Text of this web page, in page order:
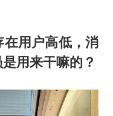
在用户高低，消
用来干嘛的？